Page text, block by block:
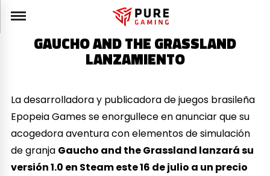
GAUCHO AND THE GRASSLAND
LANZAMIENTO
La desarrolladora y publicadora de juegos brasileña
Epopeia Games se enorgullece en anunciar que su
acogedora aventura con elementos de simulación
de granja Gaucho and the Grassland lanzará su
versión 1.0 en Steam este 16 de julio a un precio